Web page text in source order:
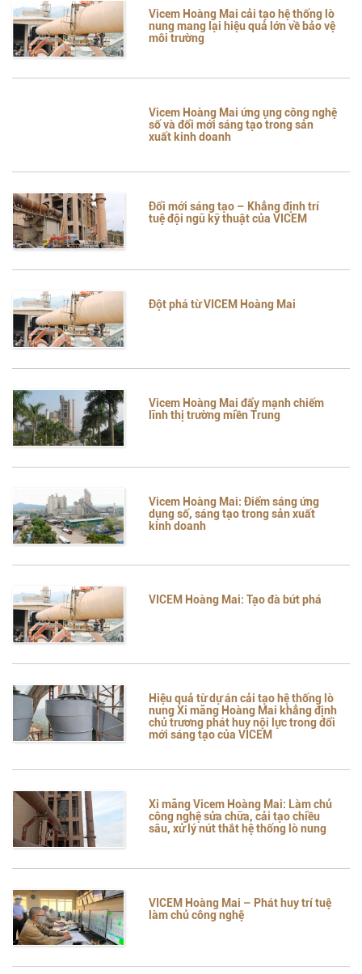
Vicem Hoàng Mai cải tạo hệ thống lò
nung mang lại hiệu quả lớn về bảo vệ
môi trường
Vicem Hoàng Mai ứng ụng công nghệ
số và đổi mới sáng tạo trong sản
xuất kinh doanh
Đổi mới sáng tạo – Khẳng định trí
tuệ đội ngũ kỹ thuật của VICEM
Đột phá từ VICEM Hoàng Mai
Vicem Hoàng Mai đẩy mạnh chiếm
lĩnh thị trường miền Trung
Vicem Hoàng Mai: Điểm sáng ứng
dụng số, sáng tạo trong sản xuất
kinh doanh
VICEM Hoàng Mai: Tạo đà bứt phá
Hiệu quả từ dự án cải tạo hệ thống lò
nung Xi măng Hoàng Mai khẳng định
chủ trương phát huy nội lực trong đổi
mới sáng tạo của VICEM
Xi măng Vicem Hoàng Mai: Làm chủ
công nghệ sửa chữa, cải tạo chiều
sâu, xử lý nút thắt hệ thống lò nung
VICEM Hoàng Mai – Phát huy trí tuệ
làm chủ công nghệ